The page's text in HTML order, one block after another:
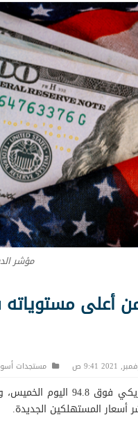
مؤشر
مستجدات
أسعار المستهلكين الجديدة.